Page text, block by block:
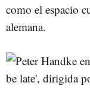
como el espacio
alemana.